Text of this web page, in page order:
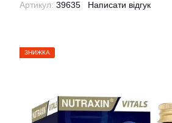
Артикул: 39635 Написати відгук
ЗНИЖКА